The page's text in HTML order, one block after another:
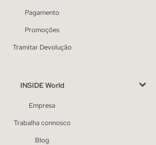
Pagamento
Promoções
Tramitar Devolução
INSIDE World
Empresa
Trabalha connosco
Blog